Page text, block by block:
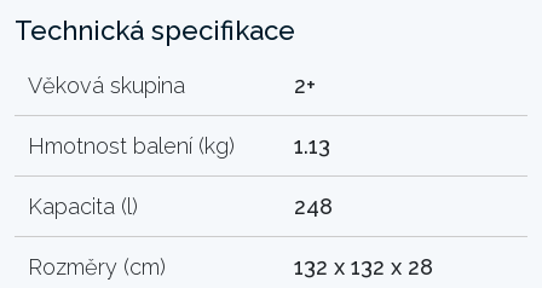
Technická specifikace
Věková skupina 2+
Hmotnost balení (kg) 1.13
Kapacita (l) 248
Rozměry (cm) 132 x 132 x 28